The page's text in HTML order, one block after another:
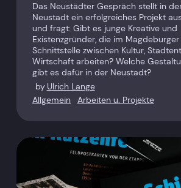
Das Neu­städter Gespräch stellt in
Neustadt ein erfolg­reiches Projekt
und fragt: Gibt es junge Kreative und
Existenzgründer, die im
Schnittstelle zwischen Kultur,
Wirtschaft arbeiten? Welche
gibt es dafür in der Neustadt?
by Ulrich Lange
Allgemein
Arbeiten u. Projekte